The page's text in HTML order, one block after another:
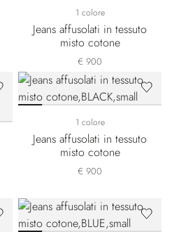
1 colore
Jeans affusolati in tessuto
misto cotone
€ 900
1 colore
Jeans affusolati in tessuto
misto cotone
€ 900